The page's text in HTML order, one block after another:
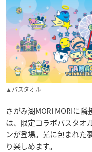
▲バスタオル
さがみ湖MORI MORIに
は、限定コラボバスタオ
ンが登場。光に包まれた
り楽しめます。